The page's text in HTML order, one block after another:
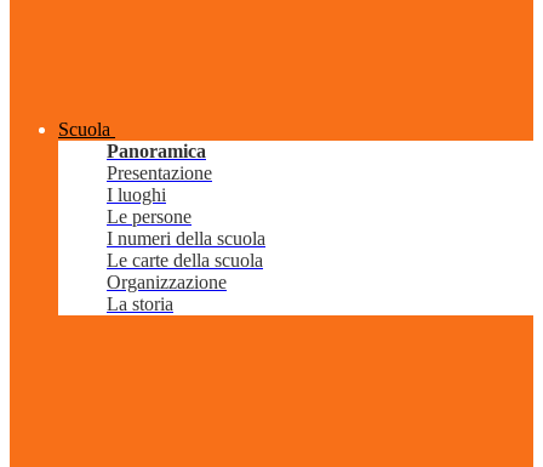
Scuola
Panoramica
Presentazione
I luoghi
Le persone
I numeri della scuola
Le carte della scuola
Organizzazione
La storia